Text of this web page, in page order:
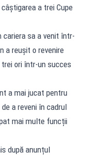
a trei Cupe
cariera sa a venit într-
a reușit o revenire
ori într-un succes
a mai jucat pentru
a reveni în cadrul
mai multe funcții
după anunțul